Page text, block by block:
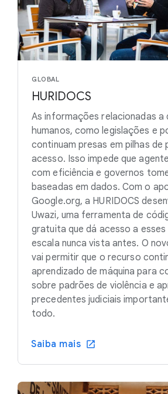
GLOBAL
HURIDOCS
As informações relacionadas a
humanos, como legislações e
continuam presas em pilhas de
acesso. Isso impede que
com eficiência e governos
baseadas em dados. Com o
Google.org, a HURIDOCS
Uwazi, uma ferramenta de
gratuita que dá acesso a esses
escala nunca vista antes. O
vai permitir que o recurso
aprendizado de máquina para
sobre padrões de violência e
precedentes judiciais
todo.
Saiba mais